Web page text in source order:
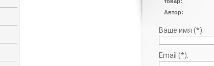
Автор:
Ваше имя (*):
Email (*):